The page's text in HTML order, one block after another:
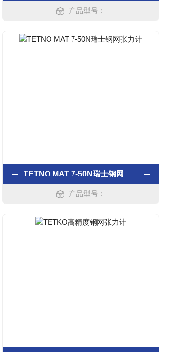
产品型号：
TETNO MAT 7-50N瑞士钢网张力计
产品型号：